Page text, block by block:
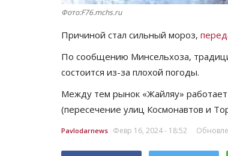
Фото:F76.mchs.ru
Причиной стал сильный мороз,
По сообщению Минсельхоза,
состоится из-за плохой погоды.
Между тем рынок «Жайляу»
(пересечение улиц Космонавтов и
Pavlodarnews Февр 16, 2024 - 18:52